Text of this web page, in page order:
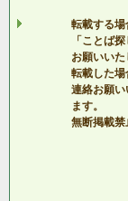
転載する場
「ことば
お願いいた
転載した場
連絡お願い
ます。
無断掲載禁